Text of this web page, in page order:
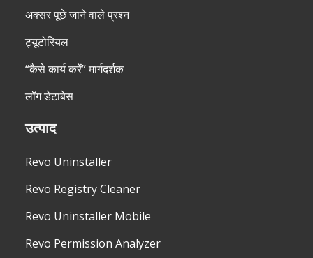
अक्सर पूछे जाने वाले प्रश्न
ट्यूटोरियल
“कैसे कार्य करें” मार्गदर्शक
लॉग डेटाबेस
उत्पाद
Revo Uninstaller
Revo Registry Cleaner
Revo Uninstaller Mobile
Revo Permission Analyzer